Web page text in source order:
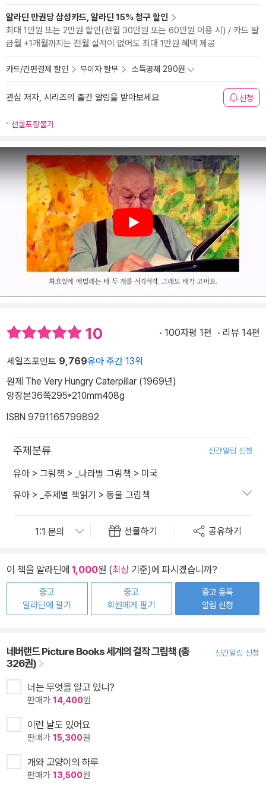
알라딘 만권당 삼성카드, 알라딘 15% 청구 할인
최대 1만원 또는 2만원 할인(전월 30만원 또는 60만원 이용 시) / 카드 발
급월 +1개월까지는 전월 실적이 없어도 최대 1만원 혜택 제공
카드/간편결제 할인 무이자 할부 소득공제 290원
관심 저자, 시리즈의 출간 알림을 받아보세요 신청
선물포장불가
Play
10 100자평 1편 리뷰 14편
세일즈포인트 9,769유아 주간 13위
원제 The Very Hungry Caterpillar (1969년)
양장본36쪽295*210mm408g
ISBN 9791165799892
주제분류 신간알림 신청
유아 > 그림책 > _나라별 그림책 > 미국
유아 > _주제별 책읽기 > 동물 그림책
선물하기 공유하기
이 책을 알라딘에 1,000원 (최상기준)에 파시겠습니까?
중고
알라딘에 팔기
중고
회원에게 팔기
중고 등록
알림 신청
네버랜드 Picture Books 세계의 걸작 그림책 (총
326권)
신간알림 신청
너는 무엇을 알고 있니?
판매가 14,400원
이런 날도 있어요
판매가 15,300원
개와 고양이의 하루
판매가 13,500원